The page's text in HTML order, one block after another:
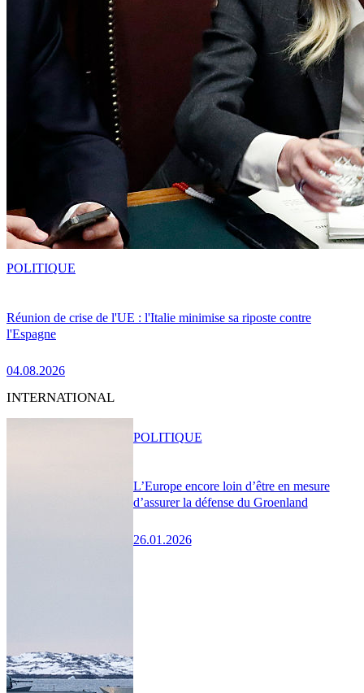
Réunion de crise de l'UE : l'Italie minimise sa riposte contre
l'Espagne
04.08.2026
POLITIQUE
INTERNATIONAL
L’Europe encore loin d’être en mesure
d’assurer la défense du Groenland
26.01.2026
POLITIQUE